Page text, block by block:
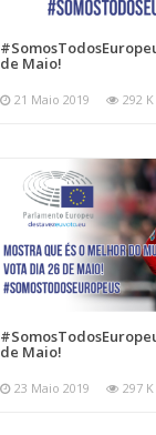
de Maio!
21 Maio 2019 292 K
de Maio!
23 Maio 2019 297 K